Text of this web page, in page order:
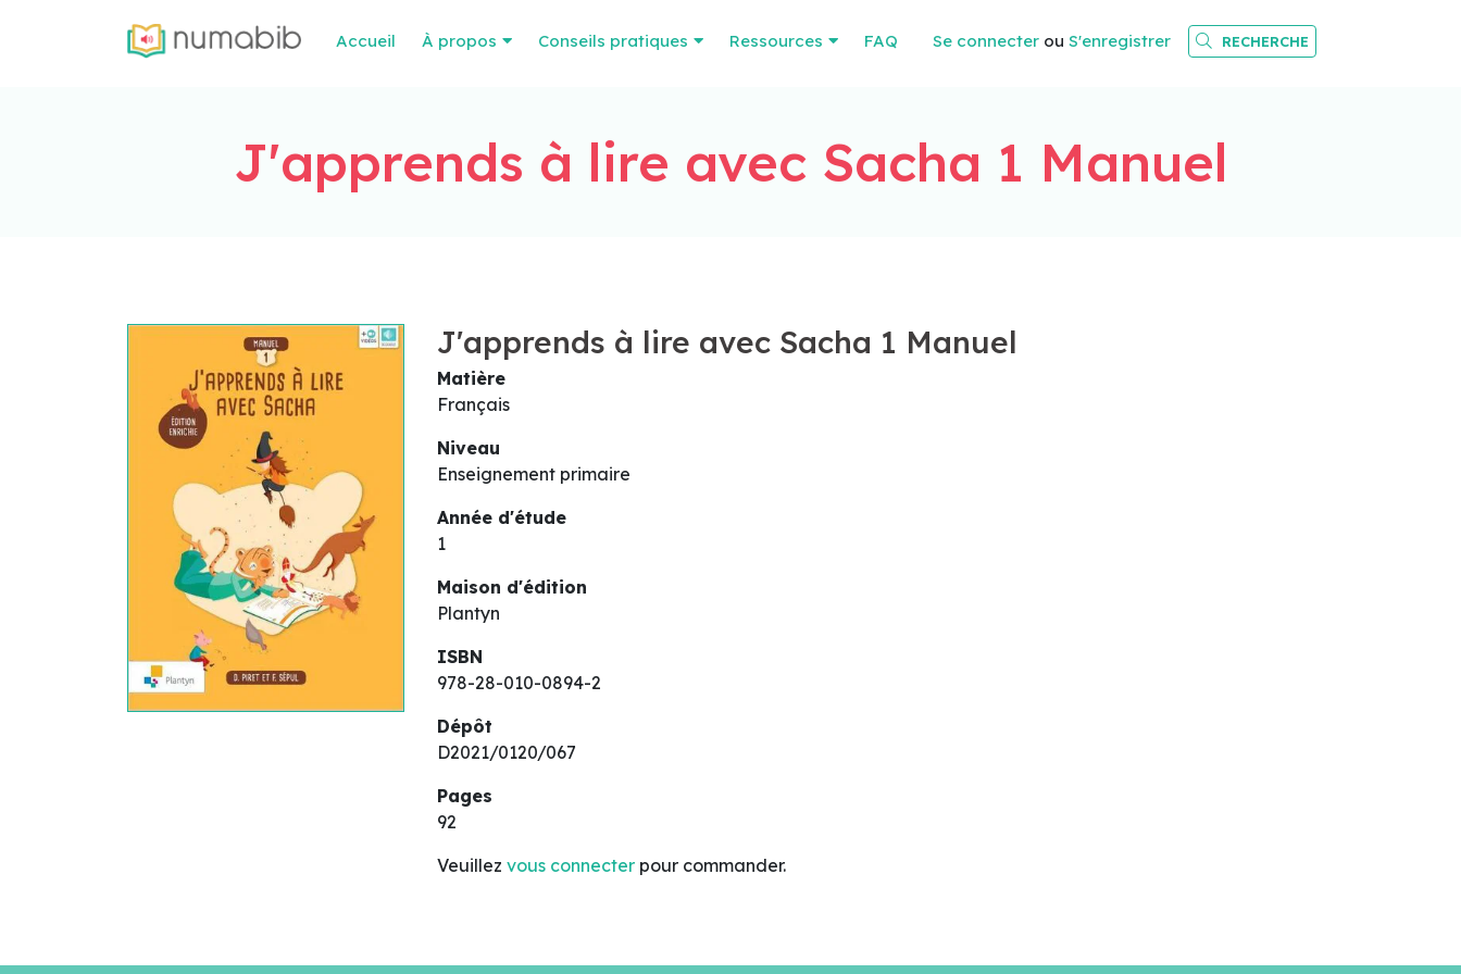
Accueil À propos Conseils pratiques Ressources FAQ Se connecter ou S'enregistrer RECHERCHE
J'apprends à lire avec Sacha 1 Manuel
J'apprends à lire avec Sacha 1 Manuel
Matière
Français
Niveau
Enseignement primaire
Année d'étude
1
Maison d'édition
Plantyn
ISBN
978-28-010-0894-2
Dépôt
D2021/0120/067
Pages
92
Veuillez vous connecter pour commander.